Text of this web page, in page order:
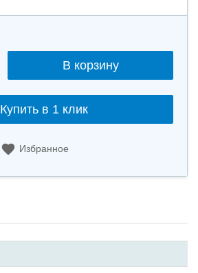
Купить в 1 клик
Избранное